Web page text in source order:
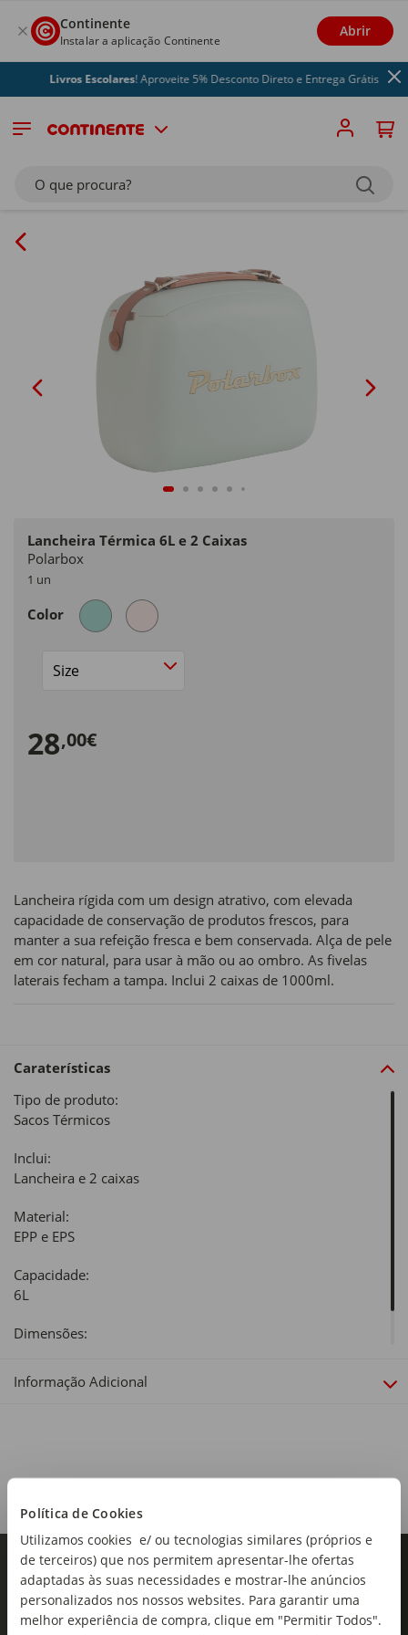
Política de Cookies
Utilizamos cookies e/ ou tecnologias similares (próprios e
de terceiros) que nos permitem apresentar-lhe ofertas
adaptadas às suas necessidades e mostrar-lhe anúncios
personalizados nos nossos websites. Para garantir uma
melhor experiência de compra, clique em "Permitir Todos".
Continente
Instalar a aplicação Continente
Abrir
Livros Escolares! Aproveite 5% Desconto Direto e Entrega Grátis
O que procura?
Lancheira Térmica 6L e 2 Caixas
Polarbox
1 un
Color
Size
28,00€
Lancheira rígida com um design atrativo, com elevada
capacidade de conservação de produtos frescos, para
manter a sua refeição fresca e bem conservada. Alça de pele
em cor natural, para usar à mão ou ao ombro. As fivelas
laterais fecham a tampa. Inclui 2 caixas de 1000ml.
Caraterísticas
Tipo de produto:
Sacos Térmicos
Inclui:
Lancheira e 2 caixas
Material:
EPP e EPS
Capacidade:
6L
Dimensões:
Informação Adicional